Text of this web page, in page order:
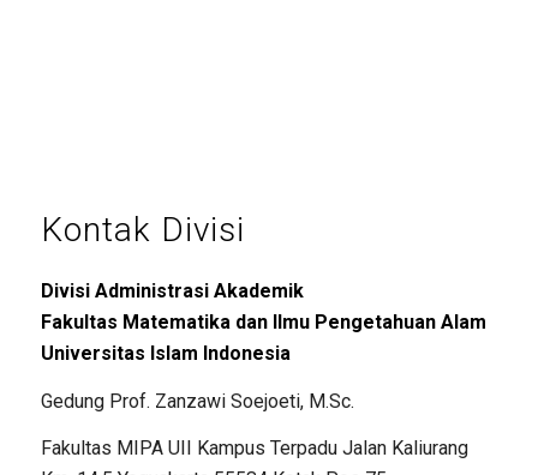
Kontak Divisi
Divisi Administrasi Akademik
Fakultas Matematika dan Ilmu Pengetahuan Alam
Universitas Islam Indonesia
Gedung Prof. Zanzawi Soejoeti, M.Sc.
Fakultas MIPA UII Kampus Terpadu Jalan Kaliurang